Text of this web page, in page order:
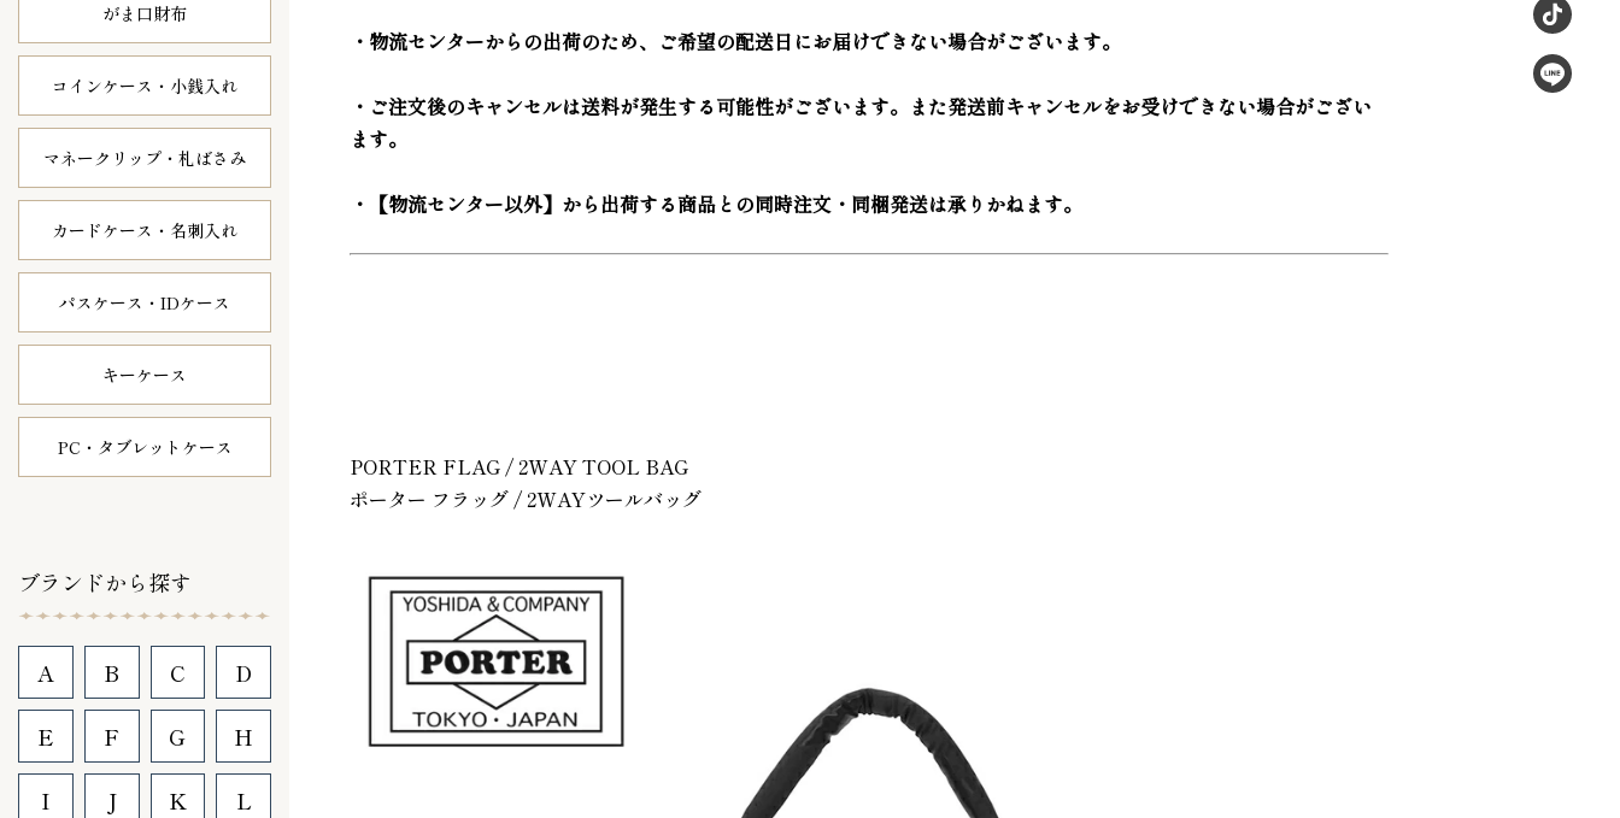
がま口財布
コインケース・ 小銭入れ
マネークリップ・ 札ばさみ
カードケース・ 名刺入れ
パスケース・ IDケース
キーケース
PC・タブレット ケース
ブランドから探す
A B C D
E F G H
I J K L
・物流センターからの出荷のため、ご希望の配送日にお届けできない場合がございます。
・ご注文後のキャンセルは送料が発生する可能性がございます。また発送前キャンセルをお受けできない場合がござい
ます。
・【物流センター以外】から出荷する商品との同時注文・同梱発送は承りかねます。
PORTER FLAG / 2WAY TOOL BAG
ポーター フラッグ / 2WAYツールバッグ